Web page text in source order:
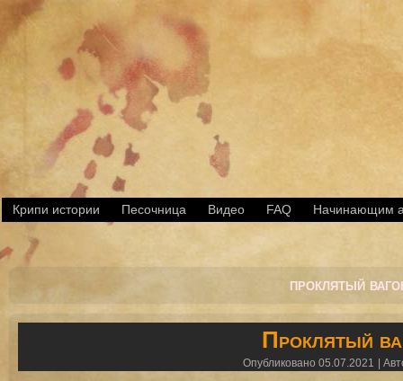
Крипи истории Песочница Видео FAQ Начинающим
проклятый
Проклятый
Опубликовано 05.07.2021